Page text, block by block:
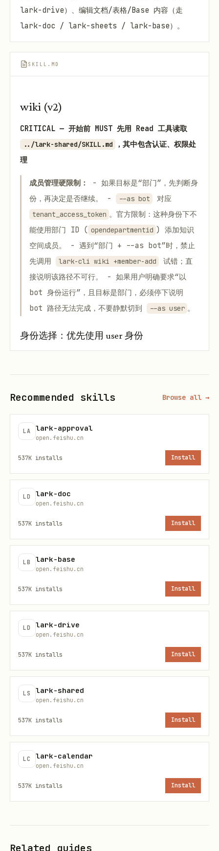
lark-drive）、编辑文档/表格/Base 内容（走
lark-doc / lark-sheets / lark-base）。
SKILL.MD
wiki (v2)
CRITICAL — 开始前 MUST 先用 Read 工具读取
../lark-shared/SKILL.md
，其中包含认证、权限处
理
成员管理硬限制：
- 如果目标是“部门”，先判断身
份，再决定是否继续。 -
--as bot 对应
tenant_access_token 。官方限制：这种身份下不
能使用部门 ID ( opendepartmentid ) 添加知识
空间成员。 - 遇到“部门 + --as bot”时，禁止
先调用
lark-cli wiki +member-add
试错；直
接说明该路径不可行。 - 如果用户明确要求“以
bot 身份运行”，且目标是部门，必须停下说明
bot 路径无法完成，不要静默切到
--as user 。
身份选择：优先使用 user 身份
式使用
（CLI 的 默认值为
应用所属空间而非用户的）。仅当用户明确要求“应用
理硬限制约束）。
快速决策
用户要整理 / 盘点 / 归类 / 重构知识库、个人
文档库、文档库目录或 Wiki 节点结构
整理方案、目标目录树、移动计划时，不要只使用
../lark-
drive/references/lark-drive-workflow-
knowledge-organize.md
源盘点、分类计划、写前确认和结果验证。
用户给的是知识库 URL（ .../wiki/<token> ），
且后续要查成员/加成员/删成员：先调用
'{"token":"<wiki_token>"}'
，后续成员接口统一使用
。
用户要删除知识空间（
--space-id space_id 。解
析方式：
URL（ .../wiki/<token>
<wiki_token>"}' --format json
只知名称： lark-cli wiki spaces list --
Recommended skills Browse all →
LA lark-approval
open.feishu.cn
537K installs Install
LD lark-doc
open.feishu.cn
537K installs Install
LB lark-base
open.feishu.cn
537K installs Install
LD lark-drive
open.feishu.cn
537K installs Install
LS lark-shared
open.feishu.cn
537K installs Install
LC lark-calendar
open.feishu.cn
537K installs Install
Related guides